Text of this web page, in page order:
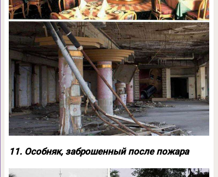
11. Особняк, заброшенный после пожара